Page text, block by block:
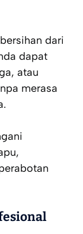
dari
dapat
atau
merasa